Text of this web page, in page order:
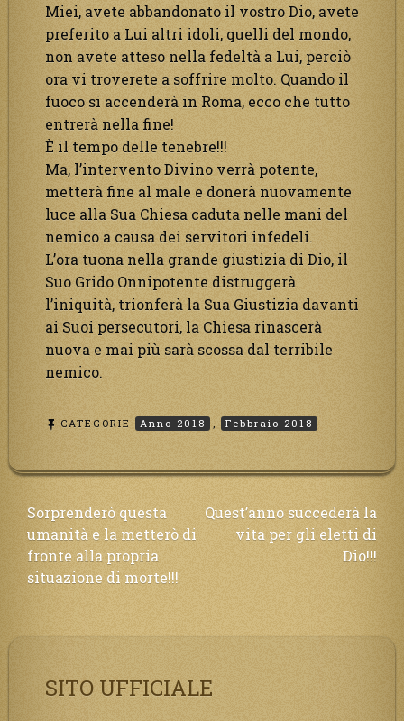
Miei, avete abbandonato il vostro Dio, avete
preferito a Lui altri idoli, quelli del mondo,
non avete atteso nella fedeltà a Lui, perciò
ora vi troverete a soffrire molto. Quando il
fuoco si accenderà in Roma, ecco che tutto
entrerà nella fine!
È il tempo delle tenebre!!!
Ma, l’intervento Divino verrà potente,
metterà fine al male e donerà nuovamente
luce alla Sua Chiesa caduta nelle mani del
nemico a causa dei servitori infedeli.
L’ora tuona nella grande giustizia di Dio, il
Suo Grido Onnipotente distruggerà
l’iniquità, trionferà la Sua Giustizia davanti
ai Suoi persecutori, la Chiesa rinascerà
nuova e mai più sarà scossa dal terribile
nemico.
CATEGORIE Anno 2018 , Febbraio 2018
Navigazione
articoli
Sorprenderò questa
umanità e la metterò di
fronte alla propria
situazione di morte!!!
Quest’anno succederà la
vita per gli eletti di
Dio!!!
SITO UFFICIALE